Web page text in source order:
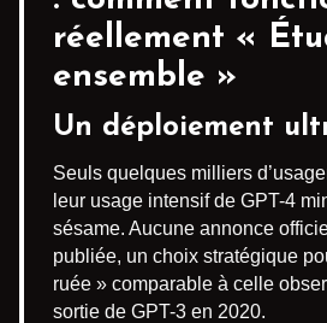
réellement «
ensemble »
Un déploiement
Seuls quelques milliers
leur usage intensif de GPT-4
sésame. Aucune annonce
publiée, un choix stratégique
ruée » comparable à celle
sortie de GPT-3 en 2020.